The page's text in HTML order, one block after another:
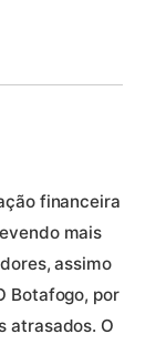
financeira
mais
assimo
Botafogo, por
atrasados. O